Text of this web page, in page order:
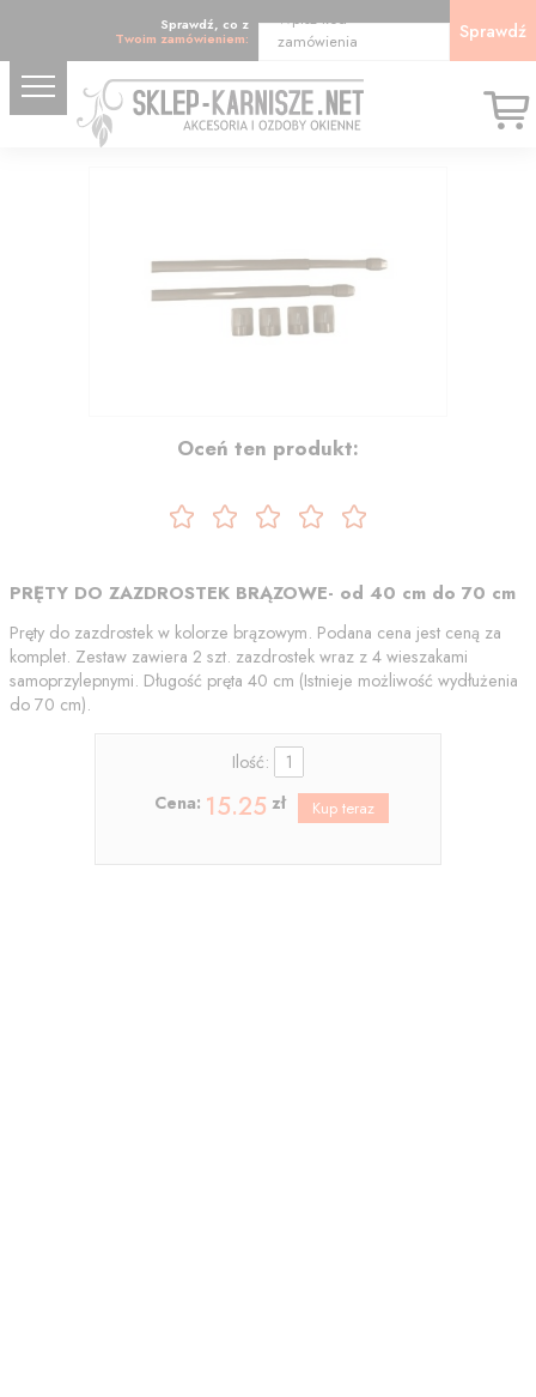
Sprawdź, co z
Twoim zamówieniem:
Wpisz kod
zamówienia
Sprawdź
Oceń ten produkt:
PRĘTY DO ZAZDROSTEK BRĄZOWE- od 40 cm do 70 cm
Pręty do zazdrostek w kolorze brązowym. Podana cena jest ceną za
komplet. Zestaw zawiera 2 szt. zazdrostek wraz z 4 wieszakami
samoprzylepnymi. Długość pręta 40 cm (Istnieje możliwość wydłużenia
do 70 cm).
Ilość:
Cena: 15.25 zł